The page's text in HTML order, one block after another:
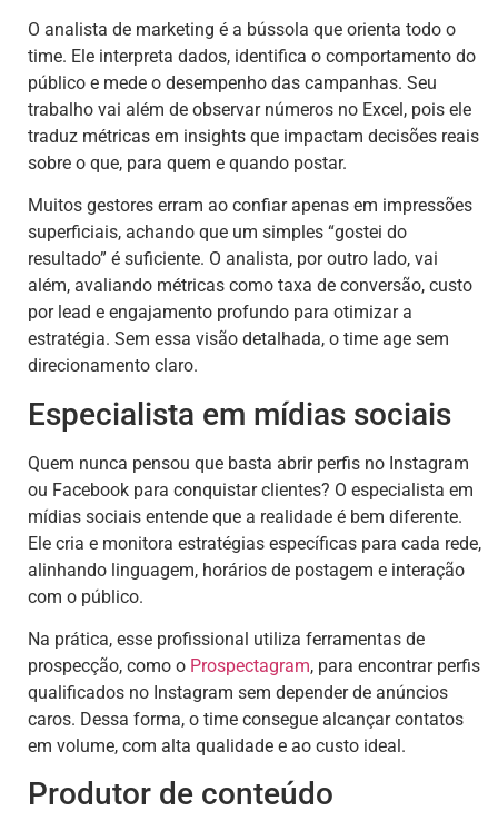
O analista de marketing é a bússola que orienta todo o
time. Ele interpreta dados, identifica o comportamento do
público e mede o desempenho das campanhas. Seu
trabalho vai além de observar números no Excel, pois ele
traduz métricas em insights que impactam decisões reais
sobre o que, para quem e quando postar.
Muitos gestores erram ao confiar apenas em impressões
superficiais, achando que um simples “gostei do
resultado” é suficiente. O analista, por outro lado, vai
além, avaliando métricas como taxa de conversão, custo
por lead e engajamento profundo para otimizar a
estratégia. Sem essa visão detalhada, o time age sem
direcionamento claro.
Especialista em mídias sociais
Quem nunca pensou que basta abrir perfis no Instagram
ou Facebook para conquistar clientes? O especialista em
mídias sociais entende que a realidade é bem diferente.
Ele cria e monitora estratégias específicas para cada rede,
alinhando linguagem, horários de postagem e interação
com o público.
Na prática, esse profissional utiliza ferramentas de
prospecção, como o Prospectagram, para encontrar perfis
qualificados no Instagram sem depender de anúncios
caros. Dessa forma, o time consegue alcançar contatos
em volume, com alta qualidade e ao custo ideal.
Produtor de conteúdo